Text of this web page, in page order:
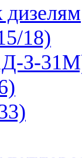
дизелям
18)
З-